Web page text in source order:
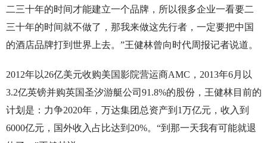
二三十年的时间才能建立一个品牌，所以很多企业一看要二
三十年的时间就不做了，那我来做这先行者，一定要把中国
的酒店品牌打到世界上去。”王健林曾向时代周报记者说道。
2012年以26亿美元收购美国影院营运商AMC，2013年6月以
3.2亿英镑并购英国圣汐游艇公司91.8%的股份，王健林目前的
计划是：力争2020年，万达集团总资产到1万亿元，收入到
6000亿元，国外收入占比达到20%。“到那一天我有可能就退